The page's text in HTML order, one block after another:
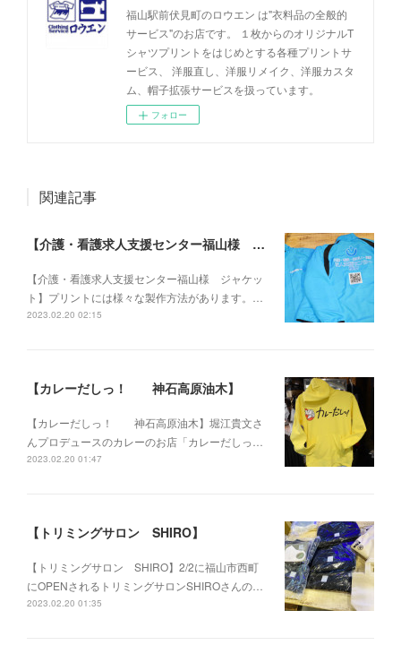
福山駅前伏見町のロウエン は"衣料品の全般的
サービス"のお店です。 １枚からのオリジナルT
シャツプリントをはじめとする各種プリントサ
ービス、 洋服直し、洋服リメイク、洋服カスタ
ム、帽子拡張サービスを扱っています。
フォロー
関連記事
【介護・看護求人支援センター福山様 ジャケット】
【介護・看護求人支援センター福山様 ジャケッ
ト】プリントには様々な製作方法があります。…
2023.02.20 02:15
【カレーだしっ！ 神石高原油木】
【カレーだしっ！ 神石高原油木】堀江貴文さ
んプロデュースのカレーのお店「カレーだしっ…
2023.02.20 01:47
【トリミングサロン SHIRO】
【トリミングサロン SHIRO】2/2に福山市西町
にOPENされるトリミングサロンSHIROさんの…
2023.02.20 01:35